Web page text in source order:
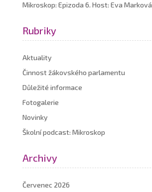
Mikroskop: Epizoda 6. Host: Eva Marková
Rubriky
Aktuality
Činnost žákovského parlamentu
Důležité informace
Fotogalerie
Novinky
Školní podcast: Mikroskop
Archivy
Červenec 2026